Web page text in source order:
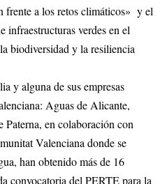
frente a los retos climáticos» y el
infraestructuras verdes en el
biodiversidad y la resiliencia
y alguna de sus empresas
Aguas de Alicante,
en colaboración con
Valenciana donde se
han obtenido más de 16
convocatoria del PERTE para la